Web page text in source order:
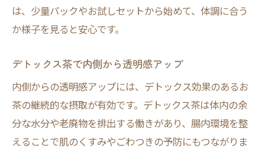
は、少量パックやお試しセットから始めて、体調に合う
か様子を見ると安心です。
デトックス茶で内側から透明感アップ
内側からの透明感アップには、デトックス効果のあるお
茶の継続的な摂取が有効です。デトックス茶は体内の余
分な水分や老廃物を排出する働きがあり、腸内環境を整
えることで肌のくすみやごわつきの予防にもつながりま